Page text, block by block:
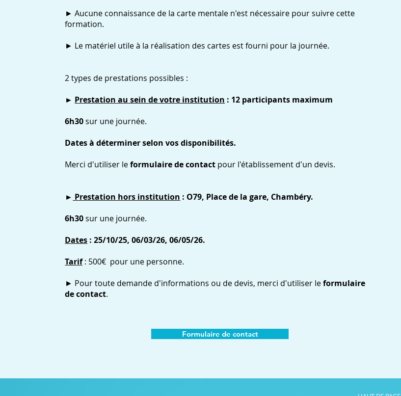
► Aucune connaissance de la carte mentale n'est nécessaire pour suivre cette
formation.
► Le matériel utile à la réalisation des cartes est fourni pour la journée.
2 types de prestations possibles :
► Prestation au sein de votre institution : 12 participants maximum
6h30sur une journée.
Dates à déterminer selon vos disponibilités.
Merci d'utiliser leformulaire de contact pour l'établissement d'un devis.
► Prestation hors institution : O79, Place de la gare, Chambéry.
6h30sur une journée.
Dates : 25/10/25, 06/03/26, 06/05/26.
Tarif: 500€ pour une personne.
► Pour toute demande d'informations ou de devis, merci d'utiliser leformulaire
de contact.
Formulaire de contact